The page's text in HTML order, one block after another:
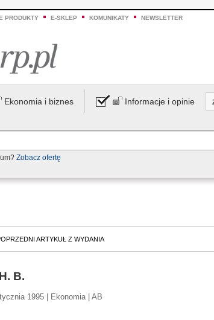
PRODUKTY E-SKLEP KOMUNIKATY NEWSLETTER
Ekonomia i biznes Informacje i opinie
Zobacz ofertę
ARTYKUŁ Z WYDANIA
B.
1995 | Ekonomia | AB